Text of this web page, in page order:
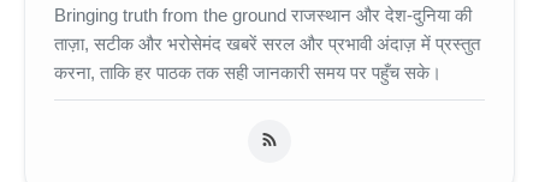
Bringing truth from the ground राजस्थान और देश-दुनिया की
ताज़ा, सटीक और भरोसेमंद खबरें सरल और प्रभावी अंदाज़ में प्रस्तुत
करना, ताकि हर पाठक तक सही जानकारी समय पर पहुँच सके।